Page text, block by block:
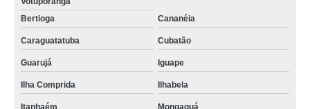
Bertioga
Cananéia
Caraguatatuba Cubatão
Guarujá Iguape
Ilha Comprida Ilhabela
Itanhaém Mongaguá